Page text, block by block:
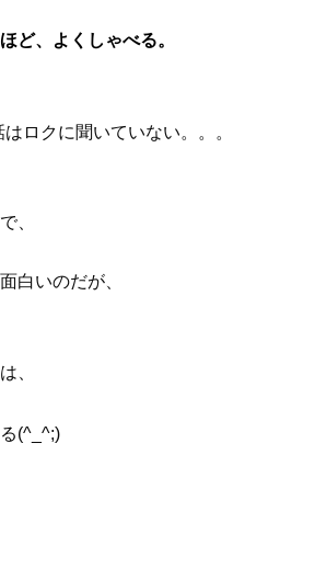
ど、よくしゃべる。
ロクに聞いていない。。。
、
白いのだが、
、
(^_^;)